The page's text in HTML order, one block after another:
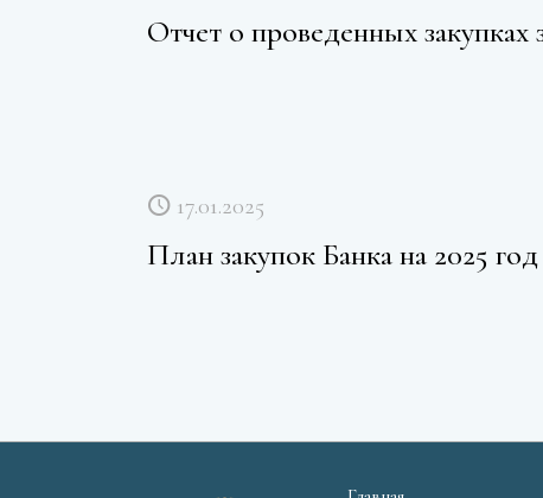
Отчет о проведенных закупках
17.01.2025
План закупок Банка на 2025 год